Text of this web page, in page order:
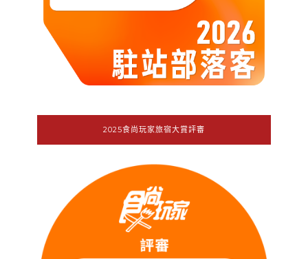
2025食尚玩家旅宿大賞評審